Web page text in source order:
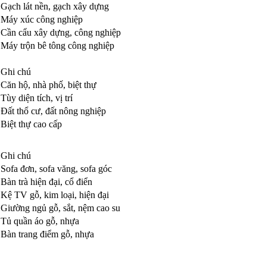
Gạch lát nền, gạch xây dựng
Máy xúc công nghiệp
Cần cẩu xây dựng, công nghiệp
Máy trộn bê tông công nghiệp
Ghi chú
Căn hộ, nhà phố, biệt thự
Tùy diện tích, vị trí
Đất thổ cư, đất nông nghiệp
Biệt thự cao cấp
Ghi chú
Sofa đơn, sofa văng, sofa góc
Bàn trà hiện đại, cổ điển
Kệ TV gỗ, kim loại, hiện đại
Giường ngủ gỗ, sắt, nệm cao su
Tủ quần áo gỗ, nhựa
Bàn trang điểm gỗ, nhựa